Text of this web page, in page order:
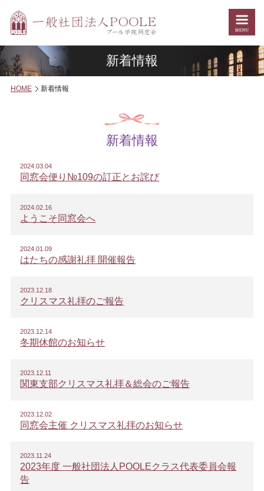
新着情報
HOME 新着情報
新着情報
2024.03.04
同窓会便り№109の訂正とお詫び
2024.02.16
ようこそ同窓会へ
2024.01.09
はたちの感謝礼拝 開催報告
2023.12.18
クリスマス礼拝のご報告
2023.12.14
冬期休館のお知らせ
2023.12.11
関東支部クリスマス礼拝＆総会のご報告
2023.12.02
同窓会主催 クリスマス礼拝のお知らせ
2023.11.24
2023年度 一般社団法人POOLEクラス代表委員会報
告